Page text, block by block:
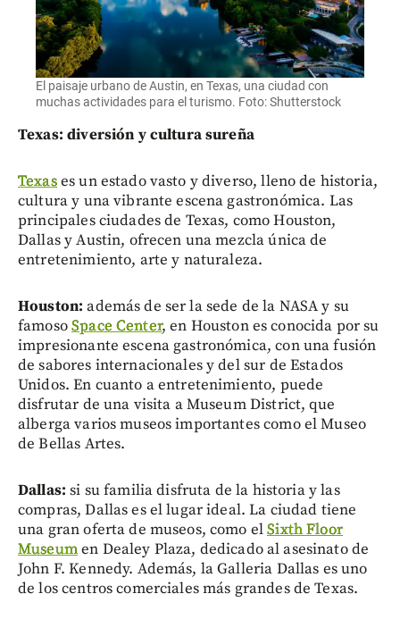
El paisaje urbano de Austin, en Texas, una ciudad con
muchas actividades para el turismo. Foto: Shutterstock
Texas: diversión y cultura sureña
Texases un estado vasto y diverso, lleno de historia,
cultura y una vibrante escena gastronómica. Las
principales ciudades de Texas, como Houston,
Dallas y Austin, ofrecen una mezcla única de
entretenimiento, arte y naturaleza.
Houston: además de ser la sede de la NASA y su
famosoSpace Center, en Houston es conocida por su
impresionante escena gastronómica, con una fusión
de sabores internacionales y del sur de Estados
Unidos. En cuanto a entretenimiento, puede
disfrutar de una visita a Museum District, que
alberga varios museos importantes como el Museo
de Bellas Artes.
Dallas: si su familia disfruta de la historia y las
compras, Dallas es el lugar ideal. La ciudad tiene
una gran oferta de museos, como elSixth Floor
Museumen Dealey Plaza, dedicado al asesinato de
John F. Kennedy. Además, la Galleria Dallas es uno
de los centros comerciales más grandes de Texas.